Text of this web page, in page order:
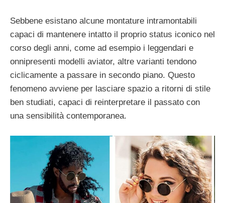
Sebbene esistano alcune montature intramontabili
capaci di mantenere intatto il proprio status iconico nel
corso degli anni, come ad esempio i leggendari e
onnipresenti modelli aviator, altre varianti tendono
ciclicamente a passare in secondo piano. Questo
fenomeno avviene per lasciare spazio a ritorni di stile
ben studiati, capaci di reinterpretare il passato con
una sensibilità contemporanea.